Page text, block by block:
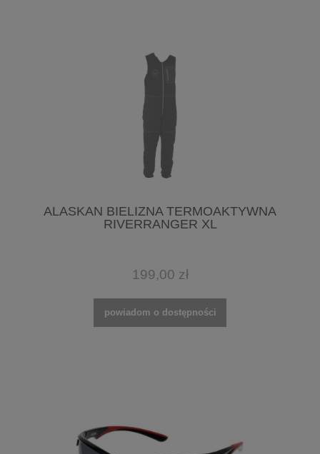
ALASKAN BIELIZNA TERMOAKTYWNA
RIVERRANGER XL
199,00 zł
powiadom o dostępności